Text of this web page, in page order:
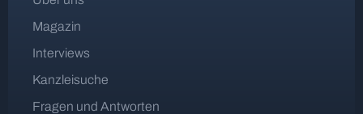
Magazin
Interviews
Kanzleisuche
Fragen und Antworten